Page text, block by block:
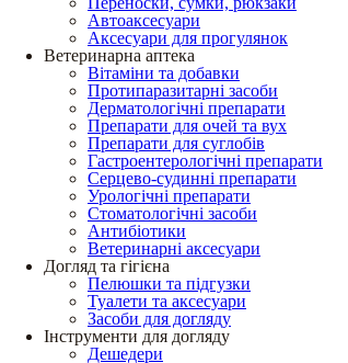
Автоаксесуари
Аксесуари для прогулянок
Ветеринарна аптека
Вітаміни та добавки
Протипаразитарні засоби
Дерматологічні препарати
Препарати для очей та вух
Препарати для суглобів
Гастроентерологічні препарати
Серцево-судинні препарати
Урологічні препарати
Стоматологічні засоби
Антибіотики
Ветеринарні аксесуари
Догляд та гігієна
Пелюшки та підгузки
Туалети та аксесуари
Засоби для догляду
Інструменти для догляду
Дешедери